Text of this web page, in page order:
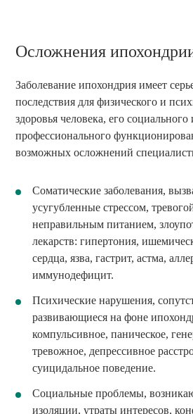
Осложнения
Заболевание ипохондрия имеет
последствия для физического и
здоровья человека, его социального
профессионального
возможных осложнений
Соматические заболевания,
усугубленные стрессом,
неправильным питанием,
лекарств: гипертония,
сердца, язва, гастрит, астма,
иммунодефицит.
Психические нарушения,
развивающиеся на фоне
компульсивное, паническое,
тревожное, депрессивное
суицидальное поведение.
Социальные проблемы,
изоляции, утраты интересов,